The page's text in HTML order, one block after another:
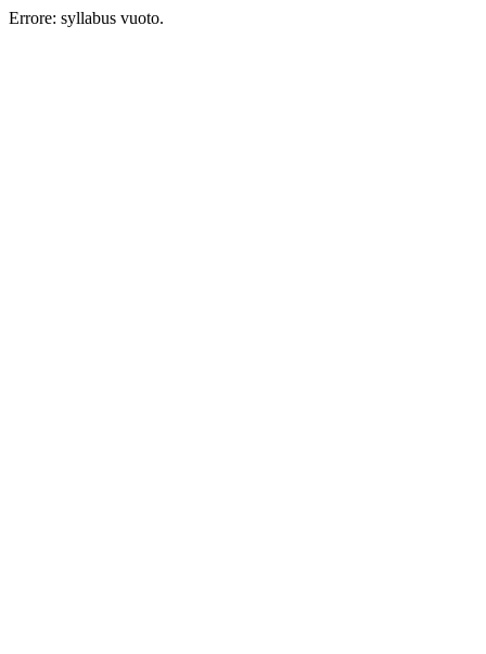
Errore: syllabus vuoto.